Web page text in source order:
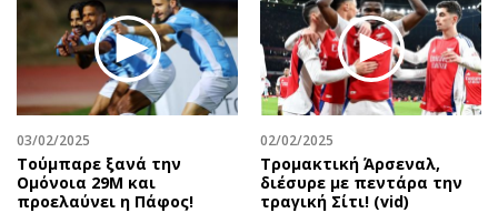
03/02/2025
Τούμπαρε ξανά την
Ομόνοια 29Μ και
προελαύνει η Πάφος!
02/02/2025
Τρομακτική Άρσεναλ,
διέσυρε με πεντάρα την
τραγική Σίτι! (vid)